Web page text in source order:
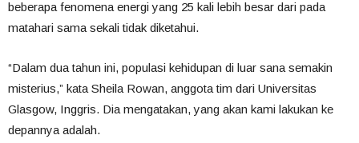
beberapa fenomena energi yang 25 kali lebih besar dari pada
matahari sama sekali tidak diketahui.
“Dalam dua tahun ini, populasi kehidupan di luar sana semakin
misterius,” kata Sheila Rowan, anggota tim dari Universitas
Glasgow, Inggris. Dia mengatakan, yang akan kami lakukan ke
depannya adalah.